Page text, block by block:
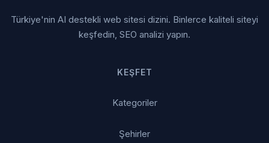
Türkiye'nin AI destekli web sitesi dizini. Binlerce kaliteli siteyi
keşfedin, SEO analizi yapın.
KEŞFET
Kategoriler
Şehirler